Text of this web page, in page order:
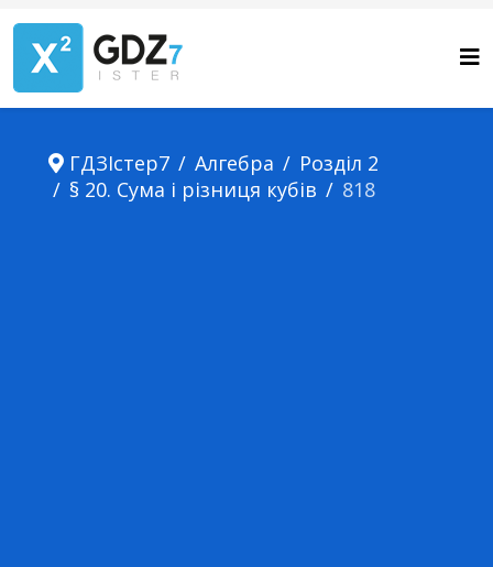
ГДЗІстер7 Алгебра
Розділ 2
§ 20. Сума і різниця кубів
818